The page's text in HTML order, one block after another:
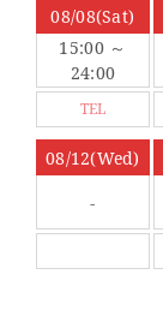
08/08(Sat)
15:00 ～
24:00
TEL
08/12(Wed)
-